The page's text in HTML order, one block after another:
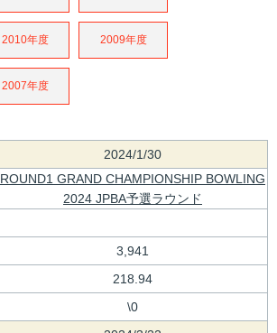
2010年度 2009年度
2007年度
2024/1/30
ROUND1 GRAND CHAMPIONSHIP BOWLING
2024 JPBA予選ラウンド
3,941
218.94
\0